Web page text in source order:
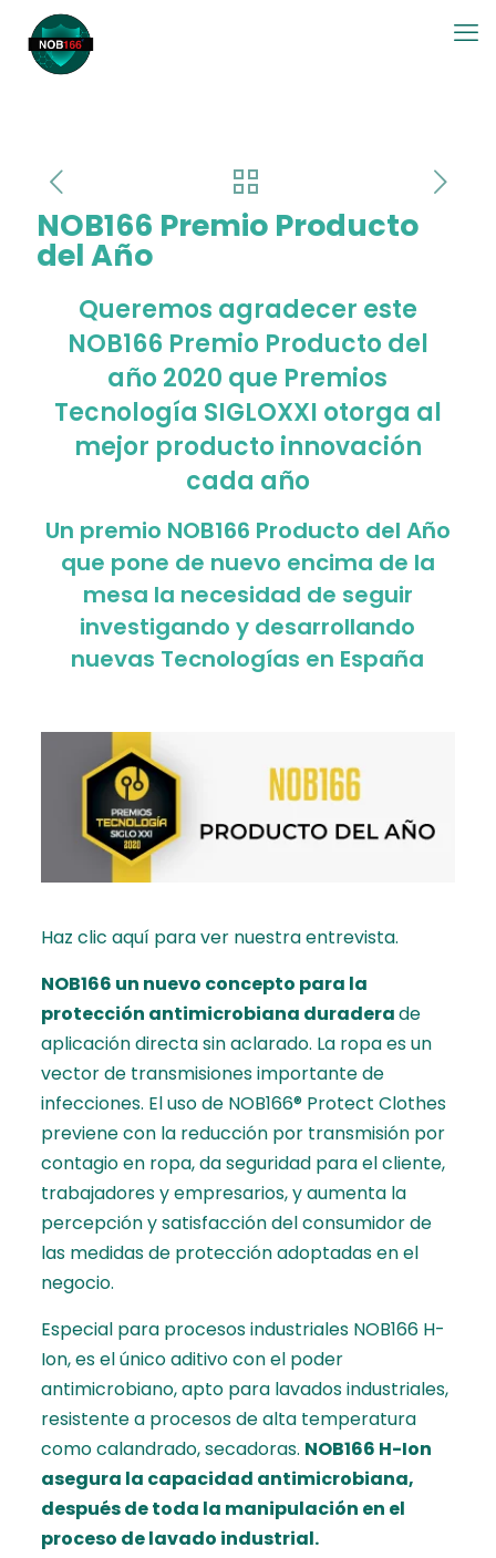
NOB166 Premio Producto
del Año
Queremos agradecer este
NOB166 Premio Producto del
año 2020 que Premios
Tecnología SIGLOXXI otorga al
mejor producto innovación
cada año
Un premio NOB166 Producto del Año
que pone de nuevo encima de la
mesa la necesidad de seguir
investigando y desarrollando
nuevas Tecnologías en España
Haz clic aquípara ver nuestra entrevista.
NOB166 un nuevo concepto para la
protección antimicrobiana duraderade
aplicación directa sin aclarado. La ropa es un
vector de transmisiones importante de
infecciones. El uso de NOB166® Protect Clothes
previene con la reducción por transmisión por
contagio en ropa, da seguridad para el cliente,
trabajadores y empresarios, y aumenta la
percepción y satisfacción del consumidor de
las medidas de protección adoptadas en el
negocio.
Especial para procesos industriales NOB166 H-
Ion, es el único aditivo con el poder
antimicrobiano, apto para lavados industriales,
resistente a procesos de alta temperatura
como calandrado, secadoras. NOB166 H-Ion
asegura la capacidad antimicrobiana,
después de toda la manipulación en el
proceso de lavado industrial.